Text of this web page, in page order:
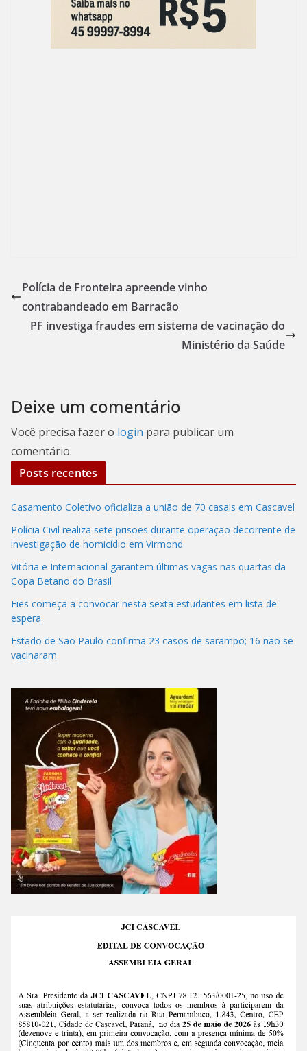
Polícia de Fronteira apreende vinho
contrabandeado em Barracão
PF investiga fraudes em sistema de vacinação do
Ministério da Saúde
Deixe um comentário
Você precisa fazer o login para publicar um
comentário.
Posts recentes
Casamento Coletivo oficializa a união de 70 casais em Cascavel
Polícia Civil realiza sete prisões durante operação decorrente de
investigação de homicídio em Virmond
Vitória e Internacional garantem últimas vagas nas quartas da
Copa Betano do Brasil
Fies começa a convocar nesta sexta estudantes em lista de
espera
Estado de São Paulo confirma 23 casos de sarampo; 16 não se
vacinaram